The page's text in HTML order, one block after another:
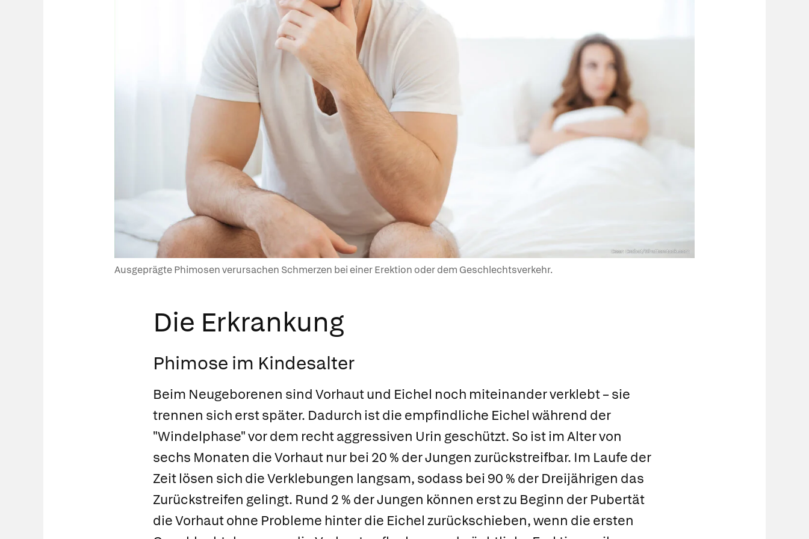
Dean Drobot/Shutterstock.com
Ausgeprägte Phimosen verursachen Schmerzen bei einer Erektion oder dem Geschlechtsverkehr.
Die Erkrankung
Phimose im Kindesalter
Beim Neugeborenen sind Vorhaut und Eichel noch miteinander verklebt – sie
trennen sich erst später. Dadurch ist die empfindliche Eichel während der
"Windelphase" vor dem recht aggressiven Urin geschützt. So ist im Alter von
sechs Monaten die Vorhaut nur bei 20 % der Jungen zurückstreifbar. Im Laufe der
Zeit lösen sich die Verklebungen langsam, sodass bei 90 % der Dreijährigen das
Zurückstreifen gelingt. Rund 2 % der Jungen können erst zu Beginn der Pubertät
die Vorhaut ohne Probleme hinter die Eichel zurückschieben, wenn die ersten